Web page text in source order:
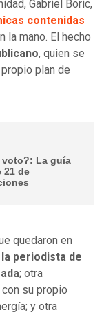
Gabriel Boric,
contenidas
la mano. El hecho
, quien se
plan de
voto?: La guía
21 de
quedaron en
periodista de
; otra
su propio
y otra